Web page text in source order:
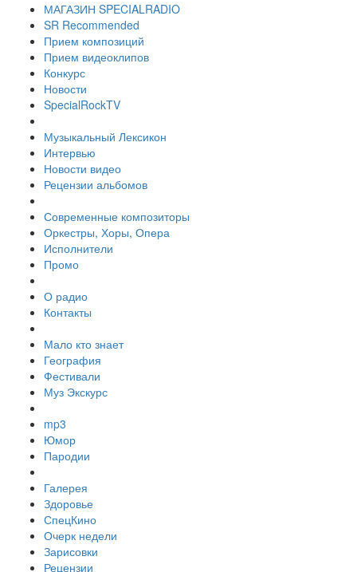
МАГАЗИН SPECIALRADIO
SR Recommended
Прием композиций
Прием видеоклипов
Конкурс
Новости
SpecialRockTV
Музыкальный Лексикон
Интервью
Новости видео
Рецензии альбомов
Современные композиторы
Оркестры, Хоры, Опера
Исполнители
Промо
О радио
Контакты
Мало кто знает
География
Фестивали
Муз Экскурс
mp3
Юмор
Пародии
Галерея
Здоровье
СпецКино
Очерк недели
Зарисовки
Рецензии